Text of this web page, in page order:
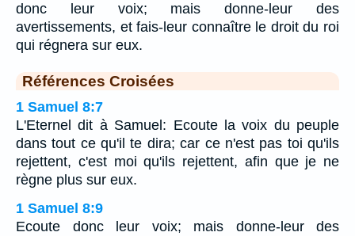
donc leur voix; mais donne-leur des
avertissements, et fais-leur connaître le droit du roi
qui régnera sur eux.
Références Croisées
1 Samuel 8:7
L'Eternel dit à Samuel: Ecoute la voix du peuple
dans tout ce qu'il te dira; car ce n'est pas toi qu'ils
rejettent, c'est moi qu'ils rejettent, afin que je ne
règne plus sur eux.
1 Samuel 8:9
Ecoute donc leur voix; mais donne-leur des